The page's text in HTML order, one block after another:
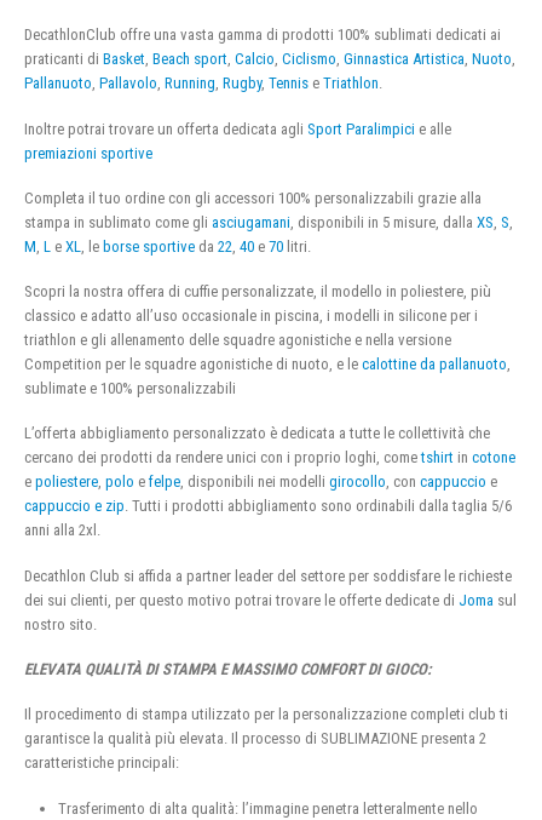
DecathlonClub offre una vasta gamma di prodotti 100% sublimati dedicati ai
praticanti di Basket, Beach sport, Calcio, Ciclismo, Ginnastica Artistica, Nuoto,
Pallanuoto, Pallavolo, Running, Rugby, Tennis e Triathlon.
Inoltre potrai trovare un offerta dedicata agli Sport Paralimpici e alle
premiazioni sportive
Completa il tuo ordine con gli accessori 100% personalizzabili grazie alla
stampa in sublimato come gli asciugamani , disponibili in 5 misure, dalla XS S
M L e XL , le borse sportive da 22 40 e 70 litri.
Scopri la nostra offera di cuffie personalizzate, il modello in poliestere, più
classico e adatto all’uso occasionale in piscina, i modelli in silicone per i
triathlon e gli allenamento delle squadre agonistiche e nella versione
Competition per le squadre agonistiche di nuoto, e le calottine da pallanuoto,
sublimate e 100% personalizzabili
L’offerta abbigliamento personalizzato è dedicata a tutte le collettività che
cercano dei prodotti da rendere unici con i proprio loghi, cometshirt in cotone
e poliestere, polo e felpe, disponibili nei modelli girocollo, con cappuccio e
cappuccio e zip. Tutti i prodotti abbigliamento sono ordinabili dalla taglia 5/6
anni alla 2xl.
Decathlon Club si affida a partner leader del settore per soddisfare le richieste
dei sui clienti, per questo motivo potrai trovare le offerte dedicate di Joma sul
nostro sito.
ELEVATA QUALITÀ DI STAMPA E MASSIMO COMFORT DI GIOCO:
Il procedimento di stampa utilizzato per la personalizzazione completi club ti
garantisce la qualità più elevata. Il processo di SUBLIMAZIONE presenta 2
caratteristiche principali:
Trasferimento di alta qualità: l’immagine penetra letteralmente nello